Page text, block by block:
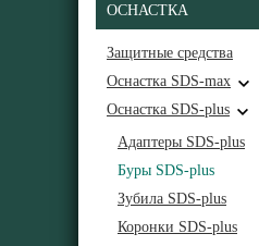
ОСНАСТКА
Защитные средства
Оснастка SDS-max
Оснастка SDS-plus
Адаптеры SDS-plus
Буры SDS-plus
Зубила SDS-plus
Коронки SDS-plus